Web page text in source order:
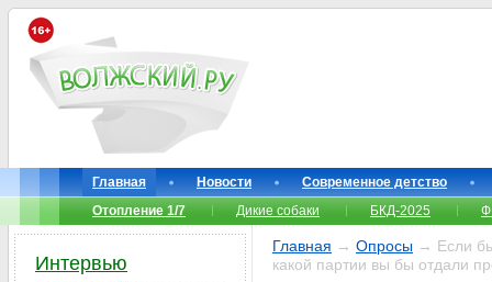
Главная Новости
Современное детство
Отопление 1/7
Дикие собаки БКД-2025
Главная → Опросы → Если
какой партии вы бы отдали
Интервью